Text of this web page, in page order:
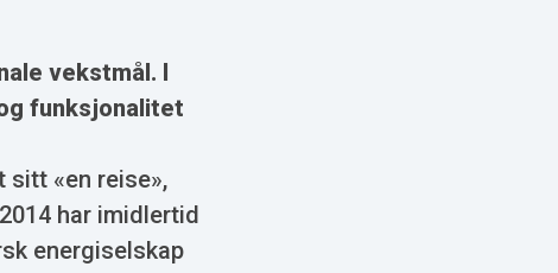
vekstmål. I
funksjonalitet
«en reise»,
har imidlertid
energiselskap